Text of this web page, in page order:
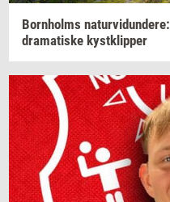
Born­holms na­tur­vi­dun­de­re:
dra­ma­ti­ske kyst­klip­per